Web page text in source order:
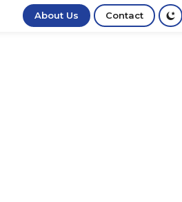
About Us Contact